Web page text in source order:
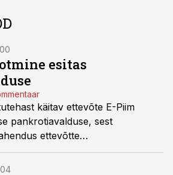
esitas
käitav ettevõte E-Piim
pankrotiavalduse, sest
ettevõtte
jooksid liiva.